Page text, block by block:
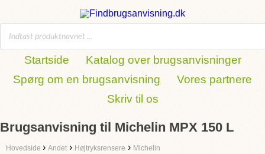
Startside
Katalog over brugsanvisninger
Spørg om en brugsanvisning
Vores partnere
Skriv til os
Brugsanvisning til Michelin MPX 150 L
Hovedside › Andet › Højtryksrensere › Michelin